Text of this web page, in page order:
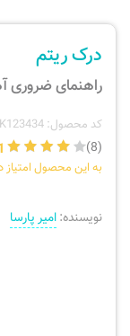
درک ریتم
راهنمای ضروری
کد محصول: NK123434
(8)
به این محصول امتیاز
نویسنده:امیر پارسا